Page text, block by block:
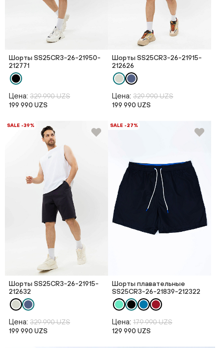
Шорты SS25CR3-26-21950-
212771
Цена: 329 990 UZS
199 990 UZS
Шорты SS25CR3-26-21915-
212626
Цена: 329 990 UZS
199 990 UZS
SALE -39%
Шорты SS25CR3-26-21915-
212632
Цена: 329 990 UZS
199 990 UZS
SALE -27%
Шорты плавательные
SS25CR3-26-21839-212322
Цена: 179 990 UZS
129 990 UZS